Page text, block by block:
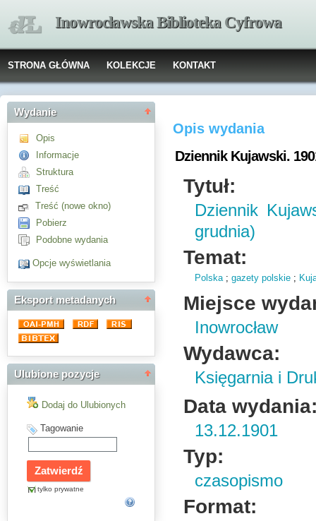
Inowrocławska Biblioteka Cyfrowa
STRONA GŁÓWNA KOLEKCJE KONTAKT
Wydanie
Opis
Informacje
Struktura
Treść
Treść (nowe okno)
Pobierz
Podobne wydania
Opcje wyświetlania
Eksport metadanych
Ulubione pozycje
Dodaj do Ulubionych
Tagowanie
tylko prywatne
Opis wydania
Dziennik Kujawski.
Tytuł:
Dziennik
grudnia)
Temat:
Polska;gazety polskie ;
Miejsce
Inowrocław
Wydawca:
Księgarnia i
Data
13.12.1901
Typ:
czasopismo
Format: